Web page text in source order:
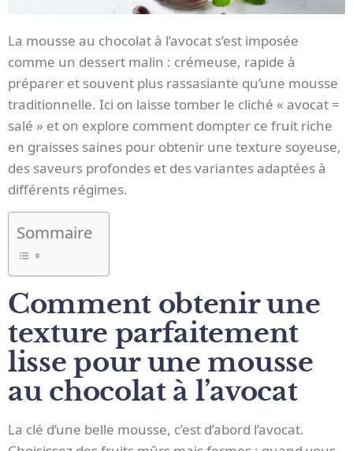
La mousse au chocolat à l’avocat s’est imposée
comme un dessert malin : crémeuse, rapide à
préparer et souvent plus rassasiante qu’une mousse
traditionnelle. Ici on laisse tomber le cliché « avocat =
salé » et on explore comment dompter ce fruit riche
en graisses saines pour obtenir une texture soyeuse,
des saveurs profondes et des variantes adaptées à
différents régimes.
Sommaire
Comment obtenir une
texture parfaitement
lisse pour une mousse
au chocolat à l’avocat
La clé d’une belle mousse, c’est d’abord l’avocat.